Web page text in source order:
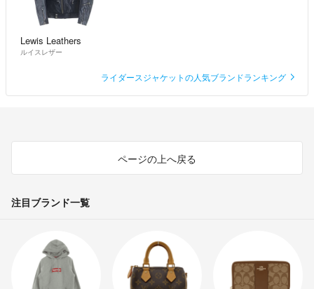
Lewis Leathers
ルイスレザー
ライダースジャケットの人気ブランドランキング
ページの上へ戻る
注目ブランド一覧